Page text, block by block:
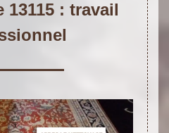
13115 : travail